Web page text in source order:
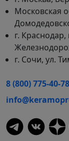
Московская
г.
г. Сочи, ул.
8 (800) 775-40-78